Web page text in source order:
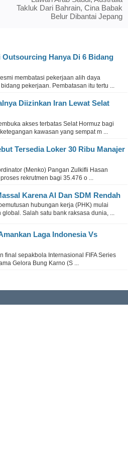
Takluk Dari Bahrain, Cina Babak
Belur Dibantai Jepang
Hanya Di 6 Bidang
membatasi pekerjaan alih daya
pekerjaan. Pembatasan itu tertu ...
Diizinkan Iran Lewat Selat
akses terbatas Selat Hormuz bagi
kawasan yang sempat m ...
Tersedia Loker 30 Ribu Manajer
(Menko) Pangan Zulkifli Hasan
rekrutmen bagi 35.476 o ...
Karena AI Dan SDM Rendah
hubungan kerja (PHK) mulai
Salah satu bank raksasa dunia, ...
Laga Indonesia Vs
final sepakbola Internasional FIFA Series
Gelora Bung Karno (S ...